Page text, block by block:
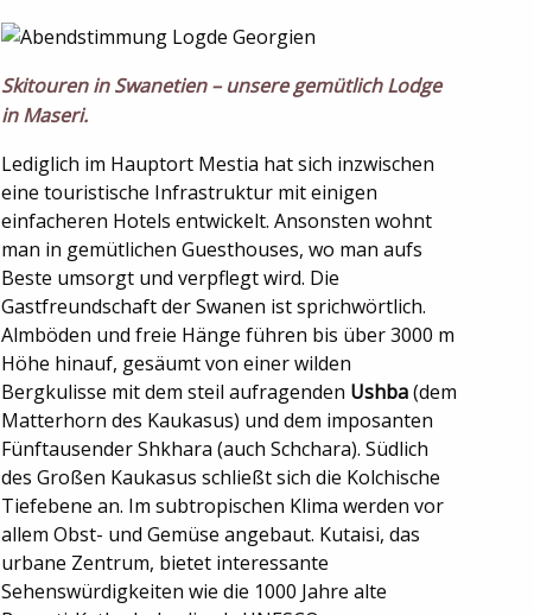
Skitouren in Swanetien – unsere gemütlich Lodge
in Maseri.
Lediglich im Hauptort Mestia hat sich inzwischen
eine touristische Infrastruktur mit einigen
einfacheren Hotels entwickelt. Ansonsten wohnt
man in gemütlichen Guesthouses, wo man aufs
Beste umsorgt und verpflegt wird. Die
Gastfreundschaft der Swanen ist sprichwörtlich.
Almböden und freie Hänge führen bis über 3000 m
Höhe hinauf, gesäumt von einer wilden
Bergkulisse mit dem steil aufragenden Ushba(dem
Matterhorn des Kaukasus) und dem imposanten
Fünftausender Shkhara (auch Schchara). Südlich
des Großen Kaukasus schließt sich die Kolchische
Tiefebene an. Im subtropischen Klima werden vor
allem Obst- und Gemüse angebaut. Kutaisi, das
urbane Zentrum, bietet interessante
Sehenswürdigkeiten wie die 1000 Jahre alte